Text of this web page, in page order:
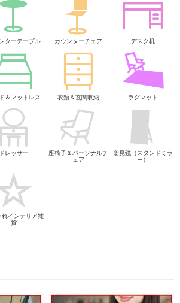
ターテーブル カウンターチェア デスク机
＆マットレス 衣類＆玄関収納 ラグマット
ドレッサー
座椅子＆パーソナルチ
ェア
姿見鏡（スタンドミラ
ー）
れインテリア雑
貨